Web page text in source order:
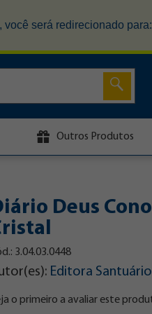
você será redirecionado para:
Outros Produtos
Deus
3.04.03.0448
Editora Santuário
o primeiro a avaliar este